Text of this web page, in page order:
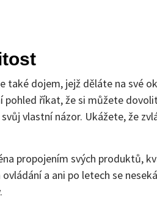
také dojem, jejž děláte na své
pohled říkat, že si můžete
vlastní názor. Ukážete, že
propojením svých produktů,
a ani po letech se